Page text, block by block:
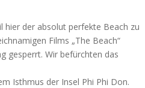
hier der absolut perfekte Beach zu
Films „The Beach“
gesperrt. Wir befürchten das
Isthmus der Insel Phi Phi Don.